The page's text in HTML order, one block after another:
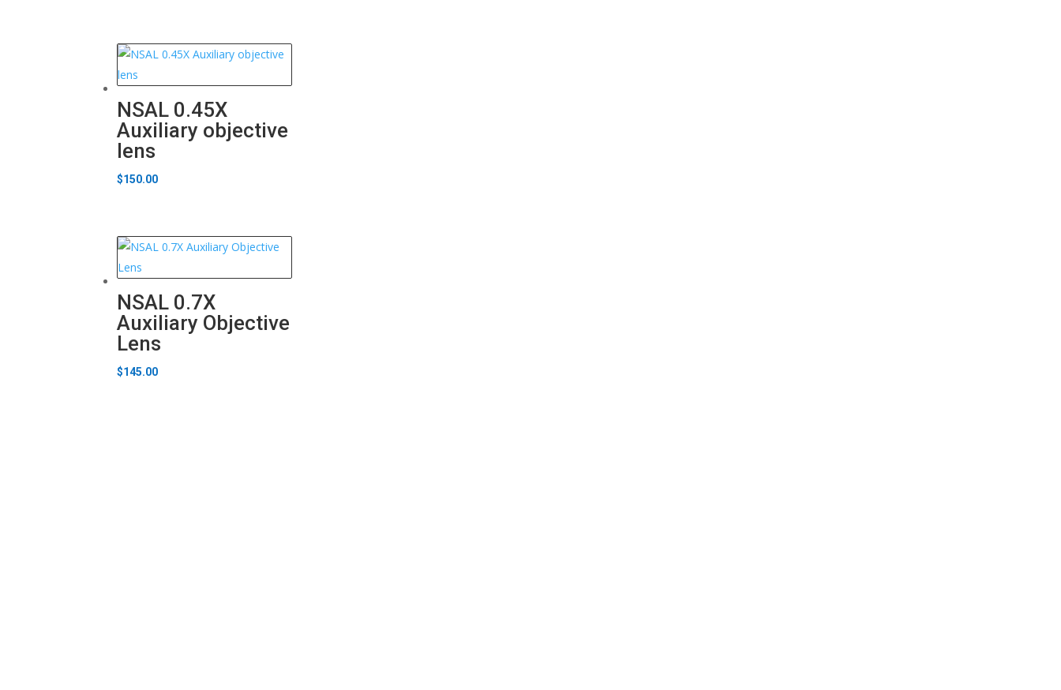
NSAL 0.45X
Auxiliary objective
lens
$150.00
NSAL 0.7X
Auxiliary Objective
Lens
$145.00